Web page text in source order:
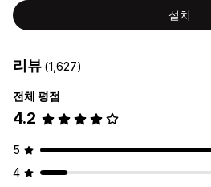
설치
리뷰 (1,627)
전체 평점
4.2
5
4